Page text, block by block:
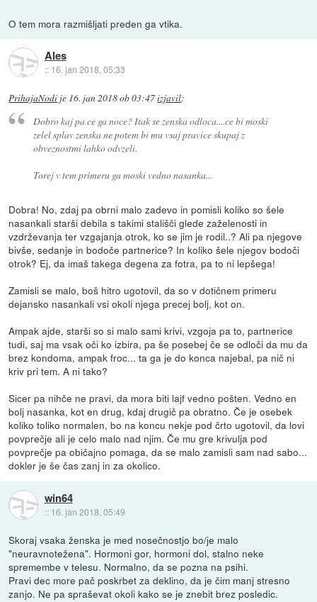
O tem mora razmišljati preden ga vtika.
Ales
:: 16. jan 2018, 05:33
PrihajaNodi je 16. jan 2018 ob 03:47izjavil:
Dobro kaj pa ce ga noce? Itak se zenska odloca....ce bi moski
zelel splav zenska ne potem bi mu vsaj pravice skupaj z
obveznostmi lahko odvzeli.
Torej v tem primeru ga moski vedno nasanka...
Dobra! No, zdaj pa obrni malo zadevo in pomisli koliko so šele
nasankali starši debila s takimi stališči glede zaželenosti in
vzdrževanja ter vzgajanja otrok, ko se jim je rodil..? Ali pa njegove
bivše, sedanje in bodoče partnerice? In koliko šele njegov bodoči
otrok? Ej, da imaš takega degena za fotra, pa to ni lepšega!
Zamisli se malo, boš hitro ugotovil, da so v dotičnem primeru
dejansko nasankali vsi okoli njega precej bolj, kot on.
Ampak ajde, starši so si malo sami krivi, vzgoja pa to, partnerice
tudi, saj ma vsak oči ko izbira, pa še posebej če se odloči da mu da
brez kondoma, ampak froc... ta ga je do konca najebal, pa nič ni
kriv pri tem. A ni tako?
Sicer pa nihče ne pravi, da mora biti lajf vedno pošten. Vedno en
bolj nasanka, kot en drug, kdaj drugič pa obratno. Če je osebek
koliko toliko normalen, bo na koncu nekje pod črto ugotovil, da lovi
povprečje ali je celo malo nad njim. Če mu gre krivulja pod
povprečje pa običajno pomaga, da se malo zamisli sam nad sabo...
dokler je še čas zanj in za okolico.
win64
:: 16. jan 2018, 05:49
Skoraj vsaka ženska je med nosečnostjo bo/je malo
"neuravnotežena". Hormoni gor, hormoni dol, stalno neke
spremembe v telesu. Normalno, da se pozna na psihi.
Pravi dec more pač poskrbet za deklino, da je čim manj stresno
zanjo. Ne pa spraševat okoli kako se je znebit brez posledic.